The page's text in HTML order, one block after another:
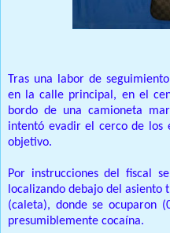
Tras una labor de
en la calle principal, en el
bordo de una camioneta
intentó evadir el cerco de los
objetivo.
Por instrucciones del fiscal
localizando debajo del
(caleta), donde se ocuparon
presumiblemente cocaína.